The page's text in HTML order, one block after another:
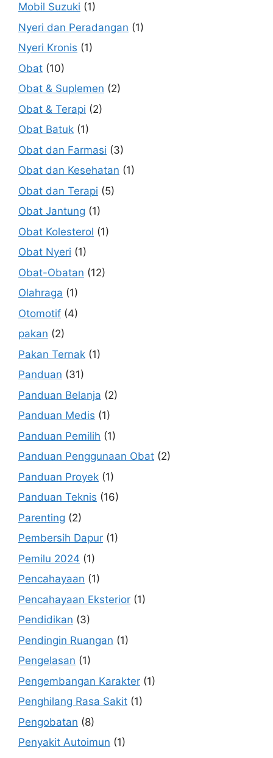
Mobil Suzuki (1)
Nyeri dan Peradangan (1)
Nyeri Kronis (1)
Obat (10)
Obat & Suplemen (2)
Obat & Terapi (2)
Obat Batuk (1)
Obat dan Farmasi (3)
Obat dan Kesehatan (1)
Obat dan Terapi (5)
Obat Jantung (1)
Obat Kolesterol (1)
Obat Nyeri (1)
Obat-Obatan (12)
Olahraga (1)
Otomotif (4)
pakan (2)
Pakan Ternak (1)
Panduan (31)
Panduan Belanja (2)
Panduan Medis (1)
Panduan Pemilih (1)
Panduan Penggunaan Obat (2)
Panduan Proyek (1)
Panduan Teknis (16)
Parenting (2)
Pembersih Dapur (1)
Pemilu 2024 (1)
Pencahayaan (1)
Pencahayaan Eksterior (1)
Pendidikan (3)
Pendingin Ruangan (1)
Pengelasan (1)
Pengembangan Karakter (1)
Penghilang Rasa Sakit (1)
Pengobatan (8)
Penyakit Autoimun (1)